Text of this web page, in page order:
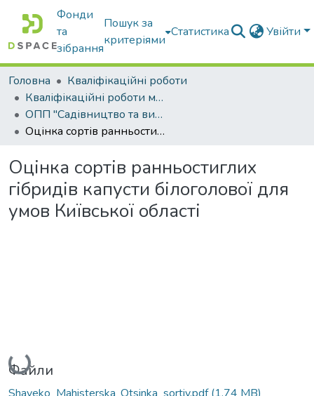
Фонди
та
зібрання
Пошук за
критеріями
Статистика Увійти
Головна
Кваліфікаційні роботи
Кваліфікаційні роботи магістрів
ОПП "Садівництво та виноградарство"
Оцінка сортів ранньостиглих гібридів капусти білоголової для умов Київської області
Оцінка сортів ранньостиглих
гібридів капусти білоголової для
умов Київської області
Вантажиться...
Файли